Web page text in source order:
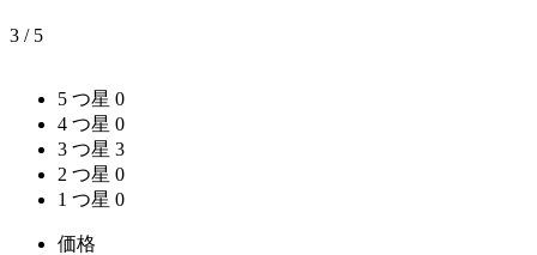
3 / 5
5 つ星 0
4 つ星 0
3 つ星 3
2 つ星 0
1 つ星 0
価格